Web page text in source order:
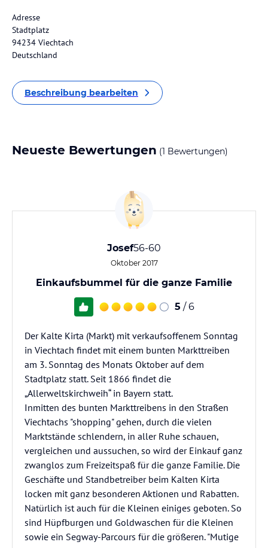
Adresse
Stadtplatz
94234 Viechtach
Deutschland
Beschreibung bearbeiten
Neueste Bewertungen (1 Bewertungen)
Josef56-60
Oktober 2017
Einkaufsbummel für die ganze Familie
5 / 6
Der Kalte Kirta (Markt) mit verkaufsoffenem Sonntag
in Viechtach findet mit einem bunten Markttreiben
am 3. Sonntag des Monats Oktober auf dem
Stadtplatz statt. Seit 1866 findet die
„Allerweltskirchweih“ in Bayern statt.
Inmitten des bunten Markttreibens in den Straßen
Viechtachs "shopping" gehen, durch die vielen
Marktstände schlendern, in aller Ruhe schauen,
vergleichen und aussuchen, so wird der Einkauf ganz
zwanglos zum Freizeitspaß für die ganze Familie. Die
Geschäfte und Standbetreiber beim Kalten Kirta
locken mit ganz besonderen Aktionen und Rabatten.
Natürlich ist auch für die Kleinen einiges geboten. So
sind Hüpfburgen und Goldwaschen für die Kleinen
sowie ein Segway-Parcours für die größeren. "Mutige